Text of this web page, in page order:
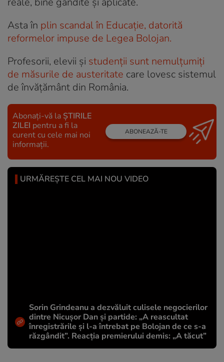
Asta în plin scandal în Educație, datorită
reformelor impuse de Legea Bolojan.
Profesorii, elevii și studenții sunt nemulțumiți
de măsurile de austeritate care lovesc sistemul
de învățământ din România.
Abonați-vă la ȘTIRILE
ZILEI pentru a fi la
curent cu cele mai noi
informații.
ABONEAZĂ-TE
URMĂREȘTE CEL MAI NOU VIDEO
Sorin Grindeanu a dezvăluit culisele negocierilor
dintre Nicușor Dan și partide: „A reascultat
înregistrările și l-a întrebat pe Bolojan de ce s-a
răzgândit”. Reacția premierului demis: „A tăcut”